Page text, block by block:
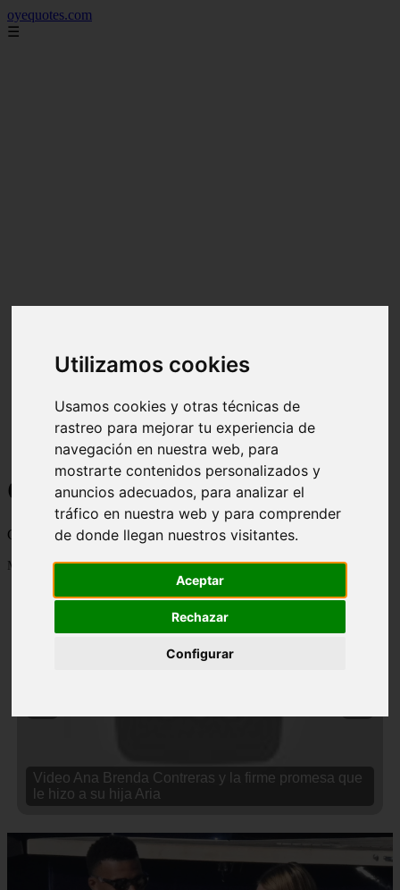
Utilizamos cookies
Usamos cookies y otras técnicas de
rastreo para mejorar tu experiencia de
navegación en nuestra web, para
mostrarte contenidos personalizados y
anuncios adecuados, para analizar el
tráfico en nuestra web y para comprender
de donde llegan nuestros visitantes.
Aceptar
Rechazar
Configurar
oyequotes.com
☰
Curiosidades y Sabias que
Cosas curiosas, curiosidades, noticias impactantes y mucho mas
Mostrando 1 - 24 de 2833 artículos
Video Ana Brenda Contreras y la firme promesa que
le hizo a su hija Aria